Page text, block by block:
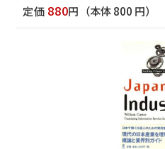
定価 880円 （本体 800 円）